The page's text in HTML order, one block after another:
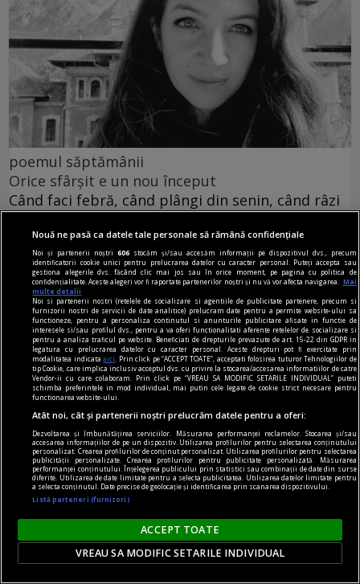
poemul săptămânii
Orice sfârșit e un nou început
Când faci febră, când plângi din senin, când râzi
în oraș
Martie este luna concertelor de chitară
În perioada 16-30 martie 2024, Asociația
ChitaraNova vă invită la concertele din cadrul
turneului național „Conciertos para Guitarra”.
Nouă ne pasă ca datele tale personale să rămână confidențiale
Noi și partenerii noștri606 stocăm și/sau accesăm informații pe dispozitivul dvs., precum
identificatorii cookie unici pentru prelucrarea datelor cu caracter personal. Puteți accepta sau
gestiona alegerile dvs. făcând clic mai jos sau în orice moment, pe pagina cu politica de
confidențialitate. Aceste alegeri vor fi raportate partenerilor noștri și nu vă vor afecta navigarea.
Mai
multe detalii
Noi si partenerii nostri (retelele de socializare si agentiile de publicitate partenere, precum si
furnizorii nostri de servicii de date analitice) prelucram date pentru a permite website-ului sa
functioneze, pentru a personaliza continutul si anunturile publicitare afisate in functie de
interesele si/sau profilul dvs., pentru a va oferi functionalitati aferente retelelor de socializare si
pentru a analiza traficul pe website. Beneficiati de drepturile prevazute de art. 15-22 din GDPR in
legatura cu prelucrarea datelor cu caracter personal. Aceste drepturi pot fi exercitate prin
modalitatea indicataaici
. Prin click pe “ACCEPT TOATE”, acceptati folosirea tuturor Tehnologiilor de
tip Cookie, care implica inclusiv acceptul dvs. cu privire la stocarea/accesarea informatiilor de catre
Vendor-ii cu care colaboram. Prin click pe “VREAU SA MODIFIC SETARILE INDIVIDUAL” puteti
schimba preferintele in mod individual, mai putin cele legate de cookie strict necesare pentru
functionarea website-ului.
Atât noi, cât și partenerii noștri prelucrăm datele pentru a oferi:
Dezvoltarea și îmbunătățirea serviciilor. Măsurarea performanței reclamelor. Stocarea și/sau
accesarea informațiilor de pe un dispozitiv. Utilizarea profilurilor pentru selectarea conținutului
personalizat. Crearea profilurilor de conținut personalizat. Utilizarea profilurilor pentru selectarea
publicității personalizate. Crearea profilurilor pentru publicitate personalizată. Măsurarea
performanței conținutului. Înțelegerea publicului prin statistici sau combinații de date din surse
diferite. Utilizarea de date limitate pentru a selecta publicitatea. Utilizarea datelor limitate pentru
a selecta conținutul. Date precise de geolocație și identificarea prin scanarea dispozitivului.
Listă parteneri (furnizori)
ACCEPT TOATE
VREAU SA MODIFIC SETARILE INDIVIDUAL